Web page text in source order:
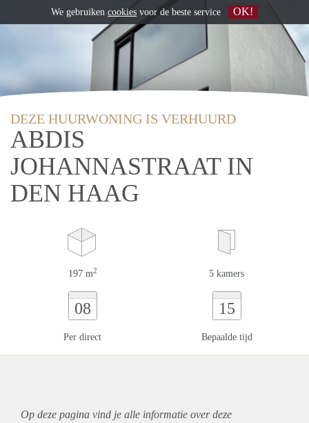
DEZE HUURWONING IS VERHUURD
ABDIS
JOHANNASTRAAT IN
DEN HAAG
197 m2 5 kamers
08
Per direct
15
Bepaalde tijd
Op deze pagina vind je alle informatie over deze
We gebruiken cookies voor de beste service OK!